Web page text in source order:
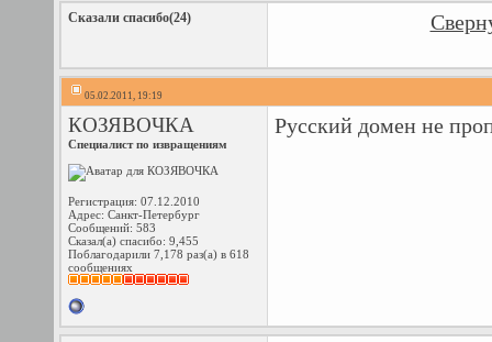
Сказали спасибо(24)
05.02.2011, 19:19
КОЗЯВОЧКА
Специалист по извращениям
Регистрация: 07.12.2010
Адрес: Санкт-Петербург
Сообщений: 583
Сказал(а) спасибо: 9,455
Поблагодарили 7,178 раз(а) в 618
сообщениях
Русский домен не